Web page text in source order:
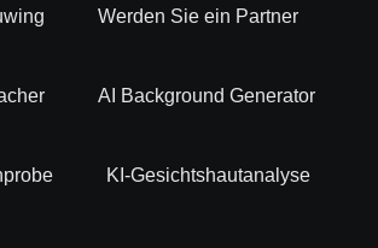
Werden Sie ein Partner
AI Background Generator
KI-Gesichtshautanalyse